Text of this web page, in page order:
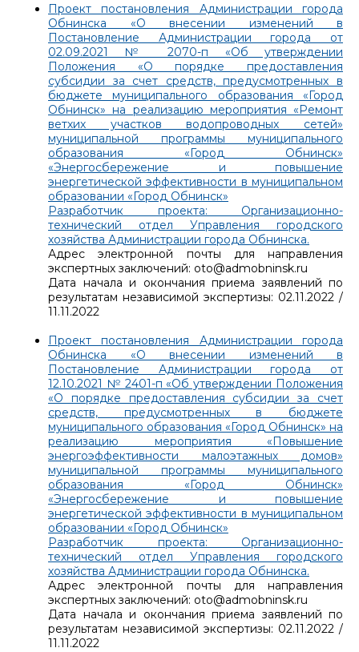
Проект постановления Администрации города
Обнинска «О внесении изменений в
Постановление Администрации города от
02.09.2021 № 2070-п «Об утверждении
Положения «О порядке предоставления
субсидии за счет средств, предусмотренных в
бюджете муниципального образования «Город
Обнинск» на реализацию мероприятия «Ремонт
ветхих участков водопроводных сетей»
муниципальной программы муниципального
образования «Город Обнинск»
«Энергосбережение и повышение
энергетической эффективности в муниципальном
образовании «Город Обнинск»
Разработчик проекта: Организационно-
технический отдел Управления городского
хозяйства Администрации города Обнинска.
Адрес электронной почты для направления
экспертных заключений: oto@admobninsk.ru
Дата начала и окончания приема заявлений по
результатам независимой экспертизы: 02.11.2022 /
11.11.2022
Проект постановления Администрации города
Обнинска «О внесении изменений в
Постановление Администрации города от
12.10.2021 № 2401-п «Об утверждении Положения
«О порядке предоставления субсидии за счет
средств, предусмотренных в бюджете
муниципального образования «Город Обнинск» на
реализацию мероприятия «Повышение
энергоэффективности малоэтажных домов»
муниципальной программы муниципального
образования «Город Обнинск»
«Энергосбережение и повышение
энергетической эффективности в муниципальном
образовании «Город Обнинск»
Разработчик проекта: Организационно-
технический отдел Управления городского
хозяйства Администрации города Обнинска.
Адрес электронной почты для направления
экспертных заключений: oto@admobninsk.ru
Дата начала и окончания приема заявлений по
результатам независимой экспертизы: 02.11.2022 /
11.11.2022